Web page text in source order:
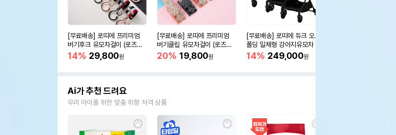
[무료배송] 로띠에 프리미엄
버기후크 유모차걸이 (로즈골
드/블랙) 8color
14% 29,800원
[무료배송] 로띠에 프리미엄
버기클립 유모차걸이 (로즈골
드/블랙) 7color
20% 19,800원
[무료배송] 로띠에 듀크 오토
폴딩 일체형 강아지유모차 개
모차
14% 249,000원
Ai가 추천 드려요
우리 아이를 위한 맞춤 취향 저격 상품